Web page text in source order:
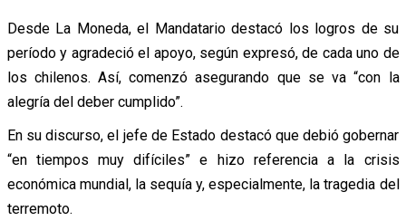
Desde La Moneda, el Mandatario destacó los logros de su
período y agradeció el apoyo, según expresó, de cada uno de
los chilenos. Así, comenzó asegurando que se va “con la
alegría del deber cumplido”.
En su discurso, el jefe de Estado destacó que debió gobernar
“en tiempos muy difíciles” e hizo referencia a la crisis
económica mundial, la sequía y, especialmente, la tragedia del
terremoto.